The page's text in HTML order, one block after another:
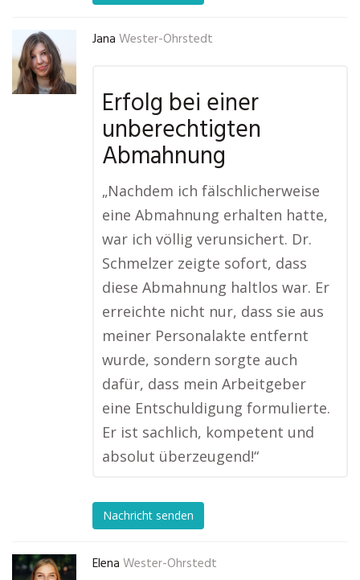
Jana Wester-Ohrstedt
Erfolg bei einer
unberechtigten
Abmahnung
„Nachdem ich fälschlicherweise
eine Abmahnung erhalten hatte,
war ich völlig verunsichert. Dr.
Schmelzer zeigte sofort, dass
diese Abmahnung haltlos war. Er
erreichte nicht nur, dass sie aus
meiner Personalakte entfernt
wurde, sondern sorgte auch
dafür, dass mein Arbeitgeber
eine Entschuldigung formulierte.
Er ist sachlich, kompetent und
absolut überzeugend!“
Nachricht senden
Elena Wester-Ohrstedt